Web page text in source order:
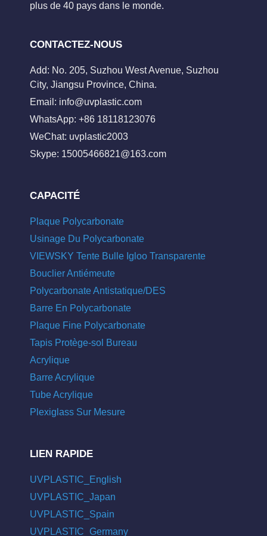
plus de 40 pays dans le monde.
CONTACTEZ-NOUS
Add: No. 205, Suzhou West Avenue, Suzhou
City, Jiangsu Province, China.
Email: info@uvplastic.com
WhatsApp: +86 18118123076
WeChat: uvplastic2003
Skype: 15005466821@163.com
CAPACITÉ
Plaque Polycarbonate
Usinage Du Polycarbonate
VIEWSKY Tente Bulle Igloo Transparente
Bouclier Antiémeute
Polycarbonate Antistatique/DES
Barre En Polycarbonate
Plaque Fine Polycarbonate
Tapis Protège-sol Bureau
Acrylique
Barre Acrylique
Tube Acrylique
Plexiglass Sur Mesure
LIEN RAPIDE
UVPLASTIC_English
UVPLASTIC_Japan
UVPLASTIC_Spain
UVPLASTIC_Germany